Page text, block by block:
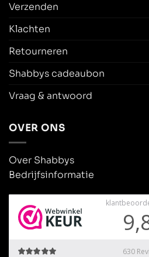
Verzenden
Klachten
Retourneren
Shabbys cadeaubon
Vraag & antwoord
OVER ONS
Over Shabbys
Bedrijfsinformatie